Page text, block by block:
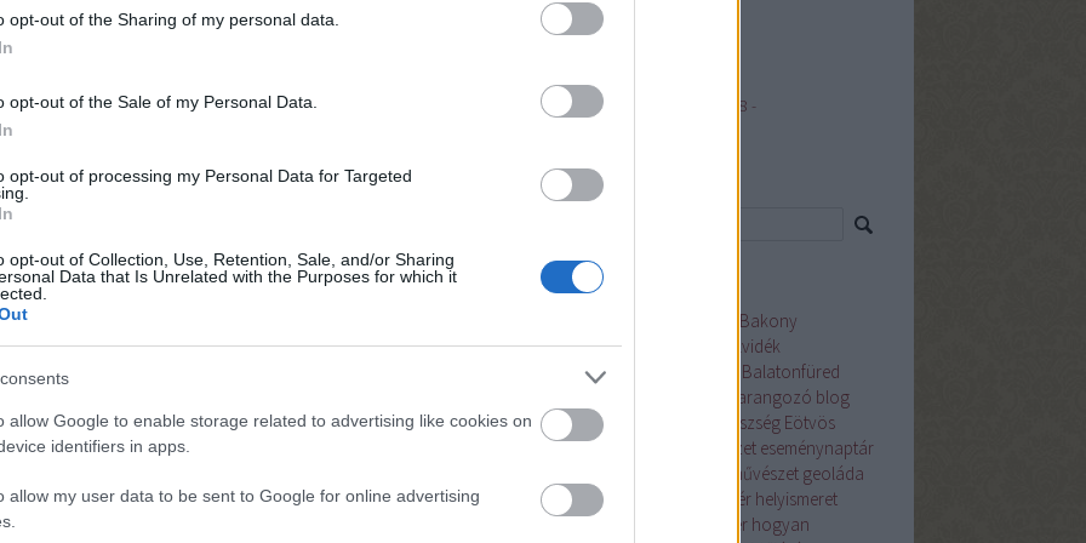
opt-out of the Sharing of my personal data.
opt-out of the Sale of my Personal Data.
opt-out of processing my Personal Data for Targeted
opt-out of Collection, Use, Retention, Sale, and/or Sharing
Data that Is Unrelated with the Purposes for which it
allow Google to enable storage related to advertising like cookies on
identifiers in apps.
allow my user data to be sent to Google for online advertising
Medgyasszai Balázs Sebestyén Attila
Biológiai Kutatóintézet
nagyvilágban
Évfordulók a jövő héten (január 28 -
Keresés
Címkék
Bakony
BakonybélBalaton
Balaton-felvidék
Balatonalmádi
Balatonfüred
beharangozó blog
család
december egészség Eötvös
Károly Megyei Könyvtár
építészet eseménynaptár
filmművészet geoláda
gépészet
hadtörténet Hajmáskér helyismeret
helytörténet
híres ember hogyan